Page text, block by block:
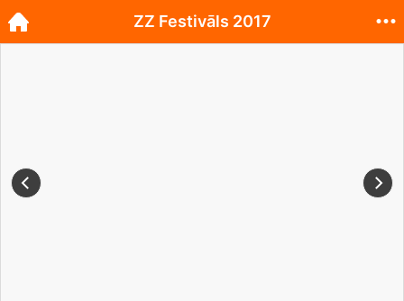
ZZ Festivāls 2017